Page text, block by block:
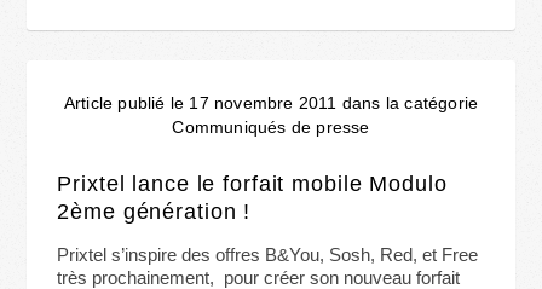
Article publié le 17 novembre 2011 dans la catégorie
Communiqués de presse
Prixtel lance le forfait mobile Modulo
2ème génération !
Prixtel s’inspire des offres B&You, Sosh, Red, et Free
très prochainement, pour créer son nouveau forfait